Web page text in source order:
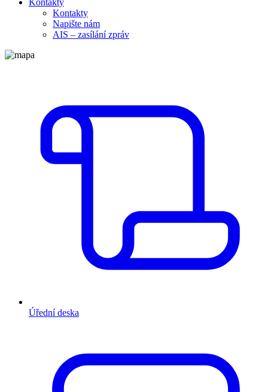
Kontakty
Kontakty
Napište nám
AIS – zasílání zpráv
Úřední deska